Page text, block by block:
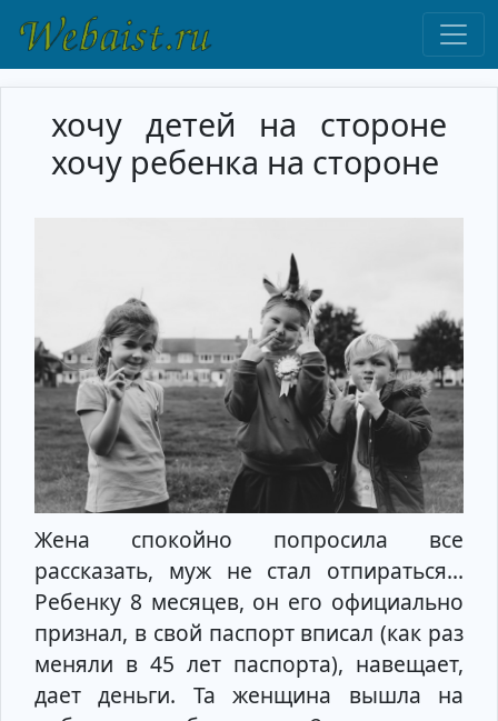
хочу детей на стороне
хочу ребенка на стороне
Жена спокойно попросила все
рассказать, муж не стал отпираться...
Ребенку 8 месяцев, он его официально
признал, в свой паспорт вписал (как раз
меняли в 45 лет паспорта), навещает,
дает деньги. Та женщина вышла на